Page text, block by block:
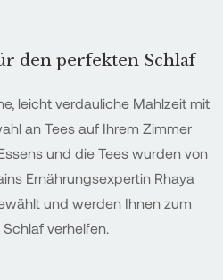
den perfekten Schlaf
leicht verdauliche Mahlzeit mit
an Tees auf Ihrem Zimmer
und die Tees wurden von
Ernährungsexpertin Rhaya
und werden Ihnen zum
verhelfen.